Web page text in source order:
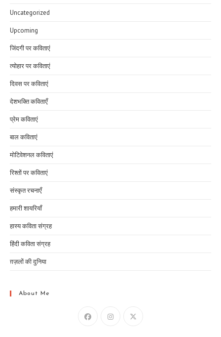
Uncategorized
Upcoming
जिंदगी पर कविताएं
त्योहार पर कविताएं
दिवस पर कविताएं
देशभक्ति कविताएँ
प्रेम कविताएं
बाल कविताएं
मोटिवेशनल कविताएं
रिश्तों पर कविताएं
संस्कृत रचनाएँ
हमारी शायरियाँ
हास्य कविता संग्रह
हिंदी कविता संग्रह
ग़ज़लों की दुनिया
About Me